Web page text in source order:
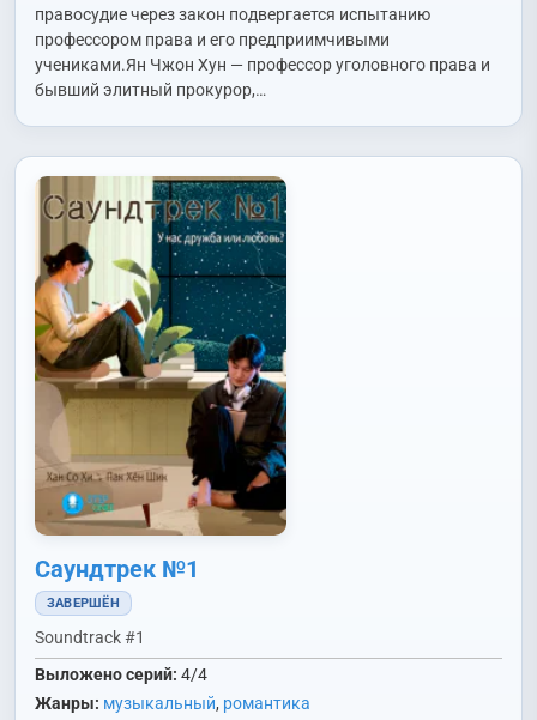
Ли Джонын (Lee Jeong Eun) Ли Дэвид (Lee David)
Ли Канджи (Lee Kang Ji)
Ли Союн (Lee So Yun)
(Lee Soo Kyung), Ли Хвиджон (Lee Hwi Jong)
Chun Hee)
О Мансук (Oh Man Suk)
Пак Михён (Park Mi
Пак Сои (Park So Yi) ,
Рю Хеён (Ryu Hye Young),Син Миён (Shin Mi Young),Со
Сокгю (Seo Suk Gyu),У Хён (Woo Hyun),Чо Джэрён (Jo Jae
Ryong),Чон Вонджун (Jung Won Joong)
правосудие через закон подвергается испытанию
профессором права и его предприимчивыми
учениками.Ян Чжон Хун — профессор уголовного права и
бывший элитный прокурор,…
Саундтрек №1
ЗАВЕРШЁН
Soundtrack #1
Выложено серий: 4/4
Жанры: музыкальный, романтика